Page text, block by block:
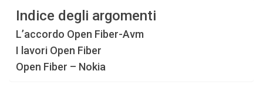
Indice degli argomenti
L’accordo Open Fiber-Avm
I lavori Open Fiber
Open Fiber – Nokia